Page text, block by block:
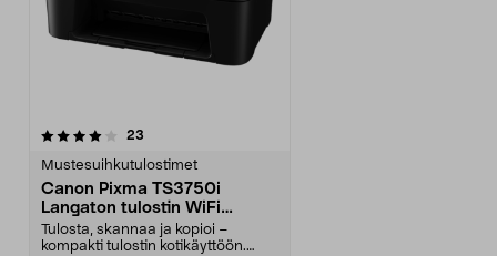
23
Mustesuihkutulostimet
Canon Pixma TS3750i
Langaton tulostin WiFi
skanneri, väri
Tulosta, skannaa ja kopioi –
kompakti tulostin kotikäyttöön.